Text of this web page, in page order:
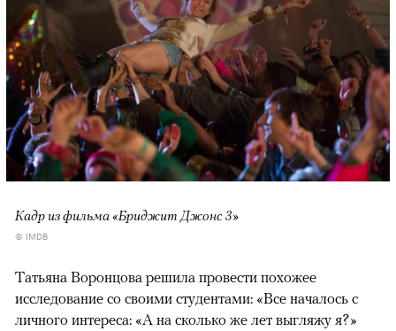
Кадр из фильма «Бриджит Джонс 3»
© IMDB
Татьяна Воронцова решила провести похожее
исследование со своими студентами: «Все началось с
личного интереса: «А на сколько же лет выгляжу я?»